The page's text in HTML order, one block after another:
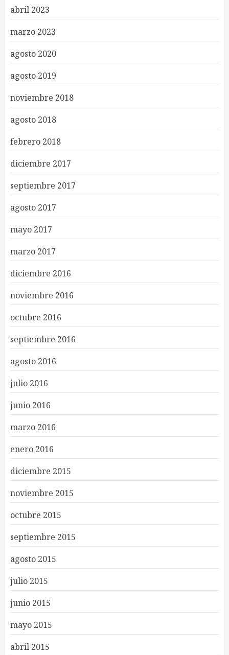
abril 2023
marzo 2023
agosto 2020
agosto 2019
noviembre 2018
agosto 2018
febrero 2018
diciembre 2017
septiembre 2017
agosto 2017
mayo 2017
marzo 2017
diciembre 2016
noviembre 2016
octubre 2016
septiembre 2016
agosto 2016
julio 2016
junio 2016
marzo 2016
enero 2016
diciembre 2015
noviembre 2015
octubre 2015
septiembre 2015
agosto 2015
julio 2015
junio 2015
mayo 2015
abril 2015